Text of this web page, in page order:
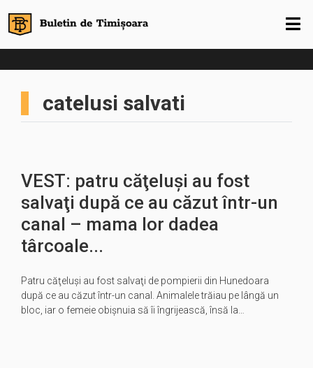
catelusi salvati
VEST: patru căţeluşi au fost
salvaţi după ce au căzut într-un
canal – mama lor dadea
târcoale...
Patru căţeluşi au fost salvaţi de pompierii din Hunedoara
după ce au căzut într-un canal. Animalele trăiau pe lângă un
bloc, iar o femeie obişnuia să îi îngrijească, însă la…